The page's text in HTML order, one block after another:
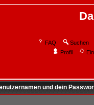
FAQ Suchen
Profil
und dein